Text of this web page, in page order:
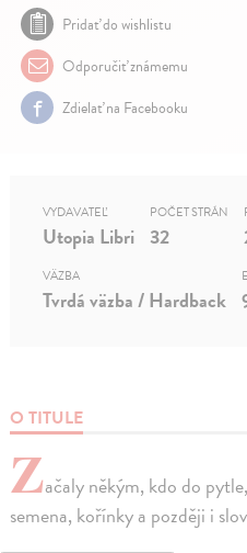
Pridať do wishlistu
Odporučiť známemu
Zdielať na Facebooku
O TITULE
Začaly někým, kdo do
semena, kořínky a později i
VYDAVATEĽ
Utopia Libri
POČET STRÁN
32
VÄZBA
Tvrdá väzba / Hardback